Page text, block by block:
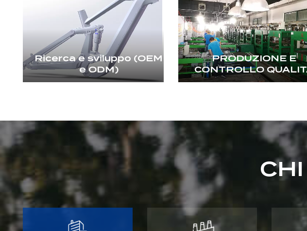
Ricerca e sviluppo (OEM
e ODM)
PRODUZIONE E
CONTROLLO